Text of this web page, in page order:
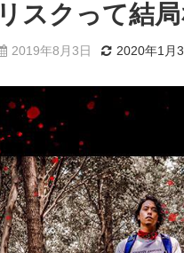
リスクって結
2019年8月3日 2020年1月